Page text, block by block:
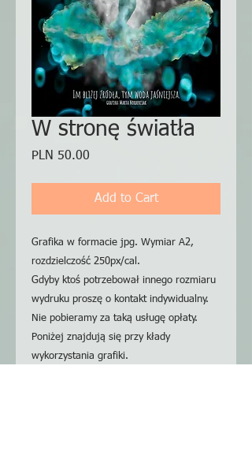
W stronę światła
PLN 50.00
Add to Cart
Grafika w formacie jpg. Wymiar A2,
rozdzielczość 250px/cal.
Gdyby ktoś potrzebował innego rozmiaru
wydruku proszę o kontakt indywidualny.
Nie pobieramy za taką usługę opłaty.
Poniżej znajdują się przy kłady
wykorzystania grafiki.